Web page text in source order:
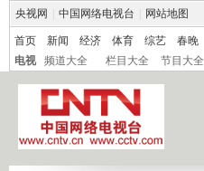
央视网 中国网络电视台 网站地图
首页 新闻 经济 体育 综艺 春晚
电视
频道大全 栏目大全 节目大全